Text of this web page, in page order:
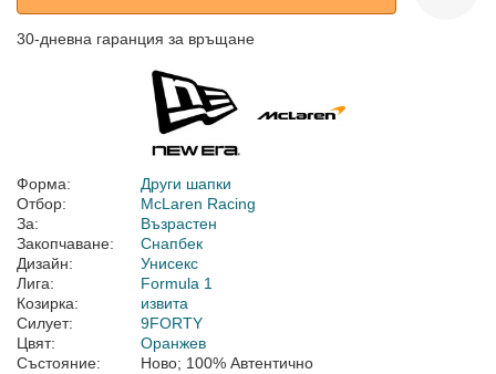
30-дневна гаранция за връщане
Форма:
Други шапки
Отбор:
McLaren Racing
За:
Възрастен
Закопчаване:
Снапбек
Дизайн:
Унисекс
Лига:
Formula 1
Козирка:
извита
Силует:
9FORTY
Цвят:
Оранжев
Състояние:
Ново; 100% Автентично